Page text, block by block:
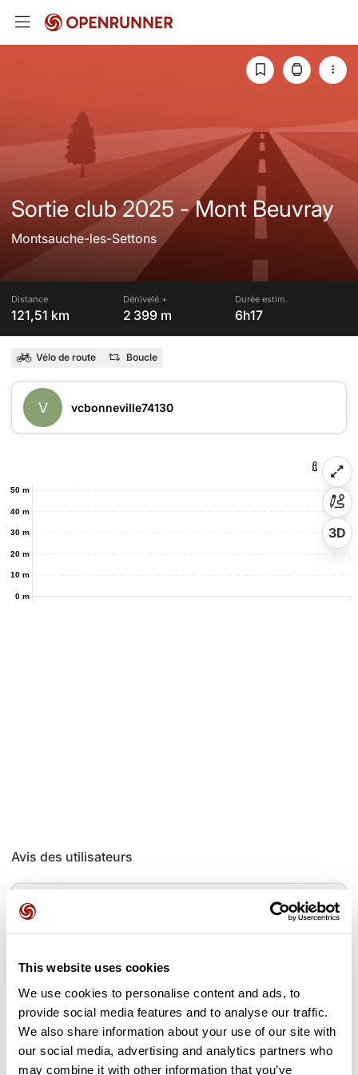
This website uses cookies
We use cookies to personalise content and ads, to
provide social media features and to analyse our traffic.
We also share information about your use of our site with
our social media, advertising and analytics partners who
may combine it with other information that you’ve
Sortie club 2025 - Mont Beuvray
Montsauche-les-Settons
Distance
121,51 km
Dénivelé +
2 399 m
Durée estim.
6h17
Vélo de route Boucle
V vcbonneville74130
0 m
10 m
20 m
30 m
40 m
50 m
3D
Avis des utilisateurs
Soyez le premier à ajouter un avis !
Ajouter un avis
Cols le long du parcours